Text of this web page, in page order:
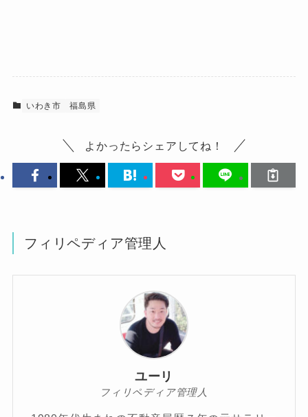
いわき市 福島県
よかったらシェアしてね！
フィリペディア管理人
ユーリ
フィリペディア管理人